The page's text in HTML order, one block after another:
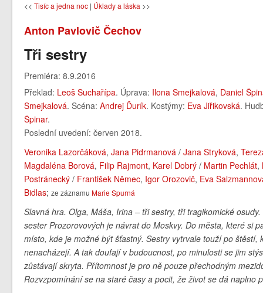
<<Tisíc a jedna noc | Úklady a láska >>
Anton Pavlovič Čechov
Tři sestry
Premiéra: 8.9.2016
Překlad: Leoš Suchařípa. Úprava: Ilona Smejkalová, Daniel
Smejkalová. Scéna:Andrej Ďurík. Kostýmy: Eva Jiřikovská.
Špinar.
Poslední uvedení: červen 2018.
Veronika Lazorčáková,Jana Pidrmanová /Jana Stryková,
Magdaléna Borová, Filip Rajmont, Karel Dobrý / Martin Pechlát,
Postránecký / František Němec, Igor Orozovič, Eva
Bidlas;ze záznamuMarie Spurná
Slavná hra. Olga, Máša, Irina – tři sestry, tři tragikomické
sester Prozorovových je návrat do Moskvy. Do města, které si
místo, kde je možné být šťastný. Sestry vytrvale touží po štěstí,
nenacházejí. A tak doufají v budoucnost, po minulosti se jim
zůstávají skryta. Přítomnost je pro ně pouze přechodným
Rozvzpomínání se na staré časy a pocit, že život se dá naplno